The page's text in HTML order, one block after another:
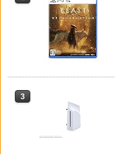
3
3